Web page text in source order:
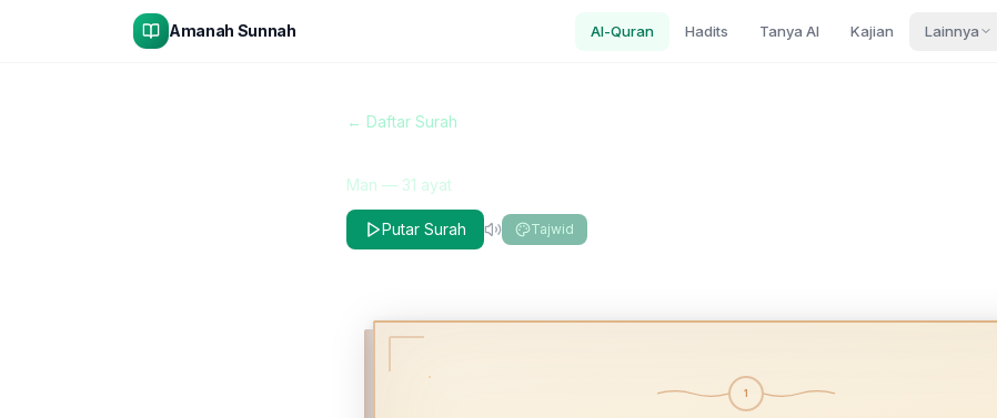
Amanah Sunnah Al-Quran Hadits Tanya AI Kajian Lainnya
← Daftar Surah
Man — 31 ayat
Putar Surah Tajwid
1